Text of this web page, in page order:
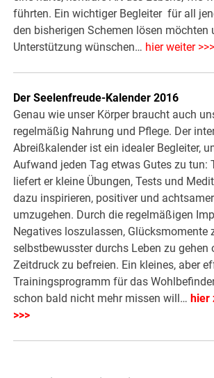
führten. Ein wichtiger Begleiter für all
den bisherigen Schemen lösen möchten
Unterstützung wünschen… hier weiter >>>
Der Seelenfreude-Kalender 2016
Genau wie unser Körper braucht auch
regelmäßig Nahrung und Pflege. Der
Abreißkalender ist ein idealer Begleiter,
Aufwand jeden Tag etwas Gutes zu tun:
liefert er kleine Übungen, Tests und
dazu inspirieren, positiver und
umzugehen. Durch die regelmäßigen
Negatives loszulassen, Glücksmomente
selbstbewusster durchs Leben zu gehen
Zeitdruck zu befreien. Ein kleines, aber
Trainingsprogramm für das
schon bald nicht mehr missen will… hier
>>>